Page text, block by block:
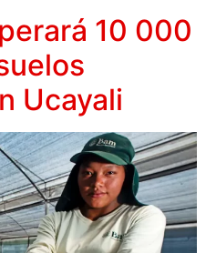
10 000
Ucayali